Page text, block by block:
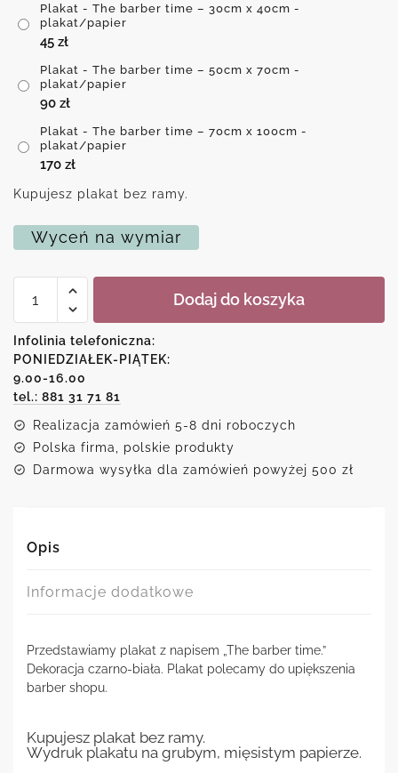
Plakat - The barber time – 30cm x 40cm -
plakat/papier
45 zł
Plakat - The barber time – 50cm x 70cm -
plakat/papier
90 zł
Plakat - The barber time – 70cm x 100cm -
plakat/papier
170 zł
Kupujesz plakat bez ramy.
Wyceń na wymiar
Plakat
barber
time
Dodaj do koszyka
Infolinia telefoniczna:
PONIEDZIAŁEK-PIĄTEK:
9.00-16.00
tel.: 881 31 71 81
Realizacja zamówień 5-8 dni roboczych
Polska firma, polskie produkty
Darmowa wysyłka dla zamówień powyżej 500 zł
Opis
Informacje dodatkowe
Przedstawiamy plakat z napisem „The barber time.”
Dekoracja czarno-biała. Plakat polecamy do upiększenia
barber shopu.
Kupujesz plakat bez ramy.
Wydruk plakatu na grubym, mięsistym papierze.